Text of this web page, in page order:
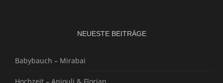
NEUESTE BEITRÄGE
Babybauch – Mirabai